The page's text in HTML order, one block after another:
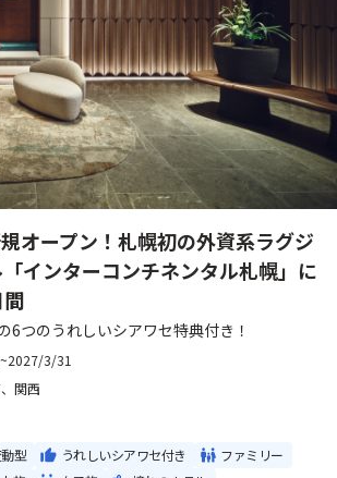
オープン！札幌初の外資系ラグジ
インターコンチネンタル札幌」に
6つのうれしいシアワセ特典付き！
3/31
関西
型 うれしいシアワセ付き
ファミリー